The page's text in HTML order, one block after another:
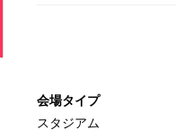
会場タイプ
スタジアム